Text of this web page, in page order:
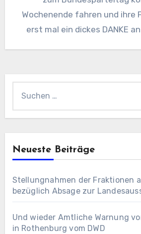
Wochenende fahren und ihre
erst mal ein dickes DANKE
Neueste Beiträge
Stellungnahmen der Fraktionen
bezüglich Absage zur
Und wieder Amtliche Warnung
in Rothenburg vom DWD